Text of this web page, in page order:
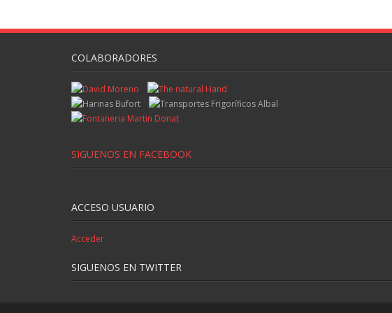
COLABORADORES
SIGUENOS EN FACEBOOK
ACCESO USUARIO
Acceder
SIGUENOS EN TWITTER